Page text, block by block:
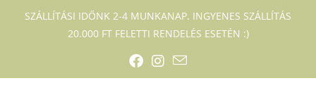
SZÁLLÍTÁSI IDŐNK 2-4 MUNKANAP. INGYENES SZÁLLÍTÁS
20.000 FT FELETTI RENDELÉS ESETÉN :)